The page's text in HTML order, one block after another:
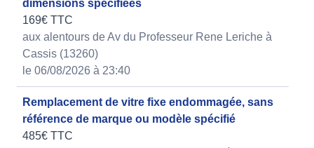
dimensions spécifiées
169€ TTC
aux alentours de Av du Professeur Rene Leriche à
Cassis (13260)
le 06/08/2026 à 23:40
Remplacement de vitre fixe endommagée, sans
référence de marque ou modèle spécifié
485€ TTC